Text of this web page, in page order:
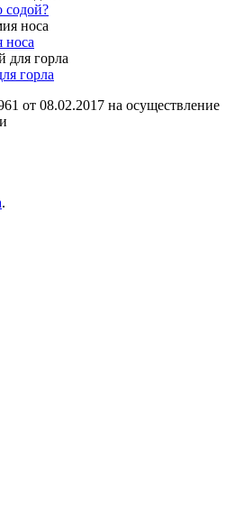
содой?
носа
горла
от 08.02.2017 на осуществление
.